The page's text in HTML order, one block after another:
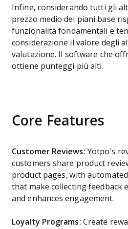
Infine, considerando tutti gli
prezzo medio dei piani base
funzionalità fondamentali e
considerazione il valore degli
valutazione. Il software che
ottiene punteggi più alti.
Core Features
Customer Reviews: Yotpo's
customers share product
product pages, with
that make collecting feedback
and enhances engagement.
Loyalty Programs: Create